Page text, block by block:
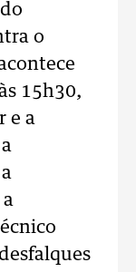
o
15h30,
e a
a